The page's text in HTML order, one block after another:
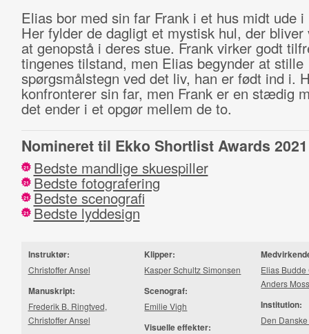
Elias bor med sin far Frank i et hus midt ude i
Her fylder de dagligt et mystisk hul, der bliver
at genopstå i deres stue. Frank virker godt
tingenes tilstand, men Elias begynder at stille
spørgsmålstegn ved det liv, han er født ind i.
konfronterer sin far, men Frank er en stædig
det ender i et opgør mellem de to.
Nomineret til Ekko Shortlist Awards 2021
21 Bedste mandlige skuespiller
21 Bedste fotografering
21 Bedste scenografi
21 Bedste lyddesign
Instruktør:
Christoffer Ansel
Manuskript:
Frederik B. Ringtved,
Christoffer Ansel
Klipper:
Kasper Schultz Simonsen
Scenograf:
Emilie Vigh
Visuelle effekter:
Elias
Anders
Institution:
Den